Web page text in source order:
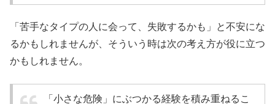
「苦手なタイプの人に会って、失敗するかも」と不安にな
るかもしれませんが、そういう時は次の考え方が役に立つ
かもしれません。
「小さな危険」にぶつかる経験を積み重ねるこ